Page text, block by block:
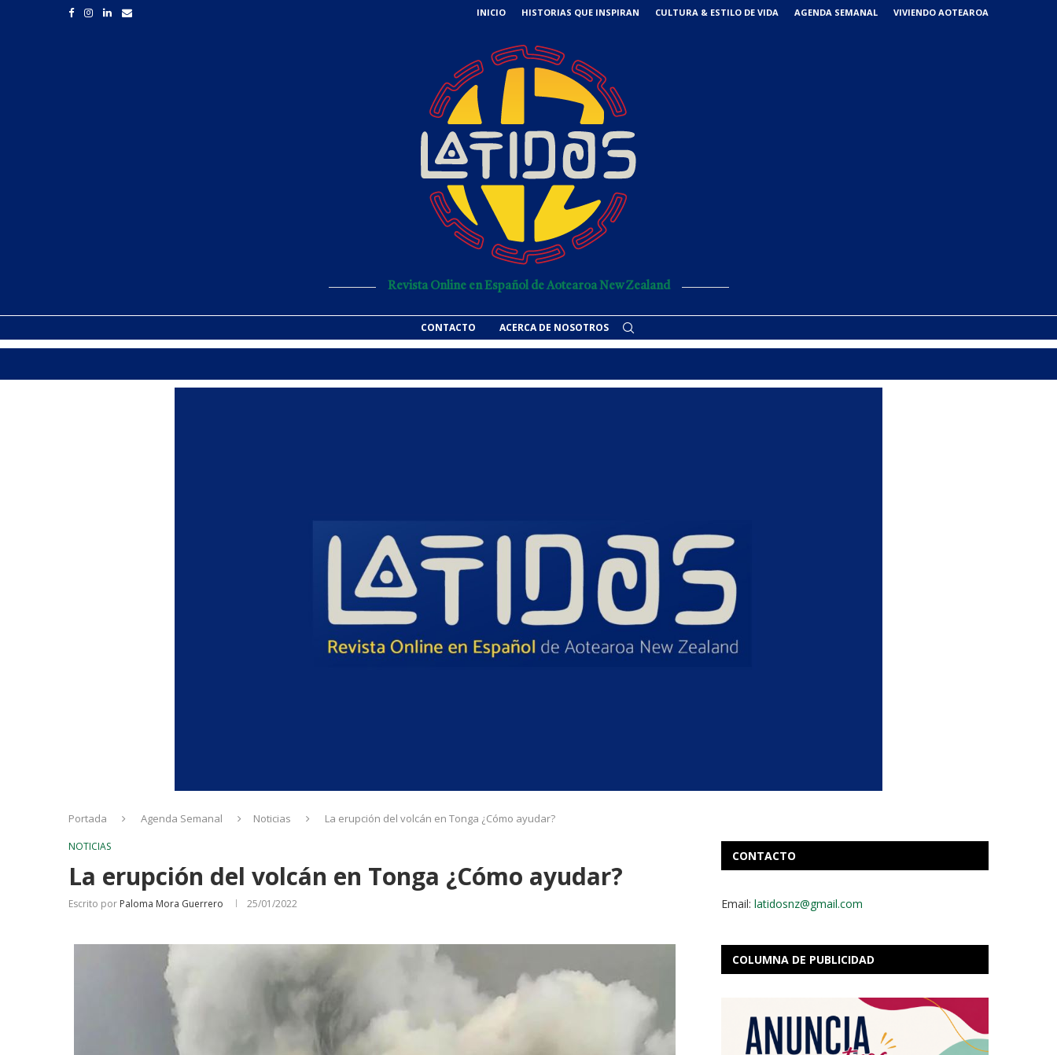
INICIO HISTORIAS QUE INSPIRAN CULTURA & ESTILO DE VIDA AGENDA SEMANAL VIVIENDO AOTEAROA
Revista Online en Español de Aotearoa New Zealand
CONTACTO ACERCA DE NOSOTROS
Portada Agenda Semanal Noticias La erupción del volcán en Tonga ¿Cómo ayudar?
NOTICIAS
La erupción del volcán en Tonga ¿Cómo ayudar?
Escrito por Paloma Mora Guerrero 25/01/2022
CONTACTO
Email: latidosnz@gmail.com
COLUMNA DE PUBLICIDAD